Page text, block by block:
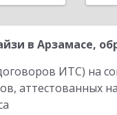
в Арзамасе,
ИТС) на
аттестованных